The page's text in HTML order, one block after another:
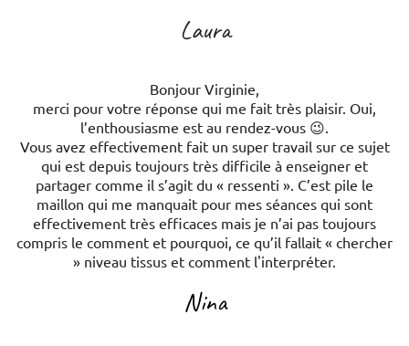
Laura
Bonjour Virginie,
merci pour votre réponse qui me fait très plaisir. Oui,
l’enthousiasme est au rendez-vous 😉.
Vous avez effectivement fait un super travail sur ce sujet
qui est depuis toujours très difficile à enseigner et
partager comme il s’agit du « ressenti ». C’est pile le
maillon qui me manquait pour mes séances qui sont
effectivement très efficaces mais je n’ai pas toujours
compris le comment et pourquoi, ce qu’il fallait « chercher
» niveau tissus et comment l'interpréter.
Nina